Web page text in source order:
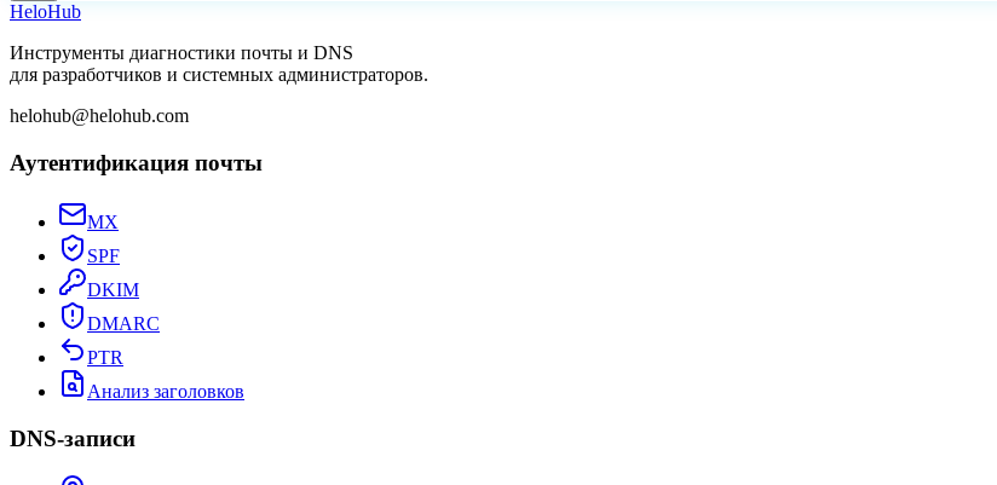
HeloHub
Инструменты диагностики почты и DNS
для разработчиков и системных администраторов.
helohub@helohub.com
Аутентификация почты
MX
SPF
DKIM
DMARC
PTR
Анализ заголовков
DNS-записи